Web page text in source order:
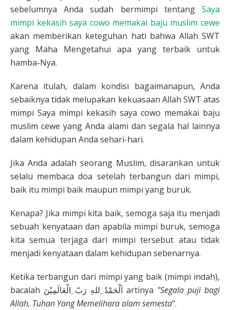
sebelumnya Anda sudah bermimpi tentang Saya
mimpi kekasih saya cowo memakai baju muslim cewe
akan memberikan keteguhan hati bahwa Allah SWT
yang Maha Mengetahui apa yang terbaik untuk
hamba-Nya.
Karena itulah, dalam kondisi bagaimanapun, Anda
sebaiknya tidak melupakan kekuasaan Allah SWT atas
mimpi Saya mimpi kekasih saya cowo memakai baju
muslim cewe yang Anda alami dan segala hal lainnya
dalam kehidupan Anda sehari-hari.
Jika Anda adalah seorang Muslim, disarankan untuk
selalu membaca doa setelah terbangun dari mimpi,
baik itu mimpi baik maupun mimpi yang buruk.
Kenapa? Jika mimpi kita baik, semoga saja itu menjadi
sebuah kenyataan dan apabila mimpi buruk, semoga
kita semua terjaga dari mimpi tersebut atau tidak
menjadi kenyataan dalam kehidupan sebenarnya.
Ketika terbangun dari mimpi yang baik (mimpi indah),
bacalah اَلْحَمْدُ ِللهِ رَبّ ِالْعَالَمِيْنَ artinya "Segala puji bagi
Allah, Tuhan Yang Memelihara alam semesta".